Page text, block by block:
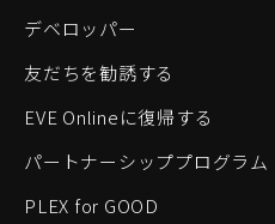
デベロッパー
友だちを勧誘する
EVE Onlineに復帰する
パートナーシッププログラム
PLEX for GOOD